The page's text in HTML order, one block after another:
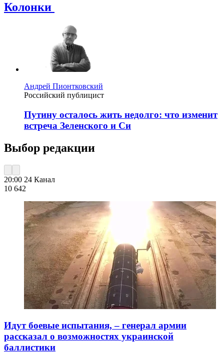
Колонки
Андрей Пионтковский
Российский публицист
Путину осталось жить недолго: что изменит
встреча Зеленского и Си
Выбор редакции
20:00 24 Канал
10 642
Идут боевые испытания, – генерал армии
рассказал о возможностях украинской
баллистики